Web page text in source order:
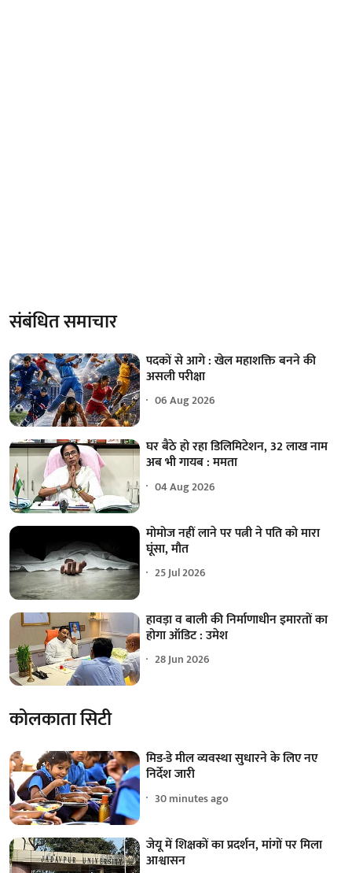
संबंधित समाचार
पदकों से आगे : खेल महाशक्ति बनने की
असली परीक्षा
06 Aug 2026
घर बैठे हो रहा डिलिमिटेशन, 32 लाख नाम
अब भी गायब : ममता
04 Aug 2026
मोमोज नहीं लाने पर पत्नी ने पति को मारा
घूंसा, मौत
25 Jul 2026
हावड़ा व बाली की निर्माणाधीन इमारतों का
होगा ऑडिट : उमेश
28 Jun 2026
कोलकाता सिटी
मिड-डे मील व्यवस्था सुधारने के लिए नए
निर्देश जारी
30 minutes ago
जेयू में शिक्षकों का प्रदर्शन, मांगों पर मिला
आश्वासन